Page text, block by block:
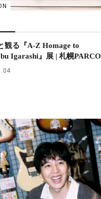
観る『A-Z Homage to
Igarashi』展 | 札幌PARCO